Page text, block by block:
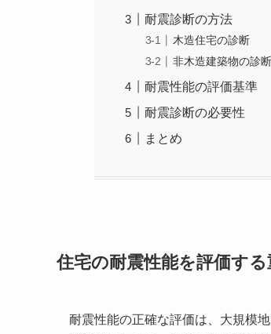
耐震診断の方法
木造住宅の診断
非木造建築物の診断
耐震性能の評価基準
耐震診断の必要性
まとめ
住宅の耐震性能を評価する
耐震性能の正確な評価は、大規模